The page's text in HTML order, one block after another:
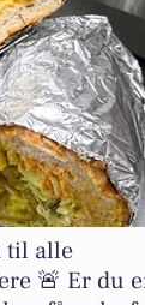
til alle
🚨 Er du